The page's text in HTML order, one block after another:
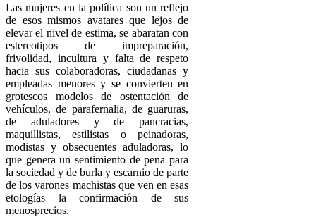
Las mujeres en la política son un reflejo
de esos mismos avatares que lejos de
elevar el nivel de estima, se abaratan con
estereotipos de impreparación,
frivolidad, incultura y falta de respeto
hacia sus colaboradoras, ciudadanas y
empleadas menores y se convierten en
grotescos modelos de ostentación de
vehículos, de parafernalia, de guaruras,
de aduladores y de pancracias,
maquillistas, estilistas o peinadoras,
modistas y obsecuentes aduladoras, lo
que genera un sentimiento de pena para
la sociedad y de burla y escarnio de parte
de los varones machistas que ven en esas
etologías la confirmación de sus
menosprecios.